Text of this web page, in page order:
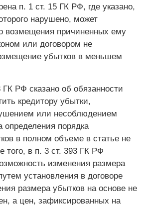
п. 1 ст. 15 ГК РФ, где указано,
нарушено, может
возмещения причиненных ему
или договором не
убытков в меньшем
ГК РФ сказано об обязанности
кредитору убытки,
или несоблюдением
определения порядка
в полном объеме в статье не
того, в п. 3 ст. 393 ГК РФ
изменения размера
установления в договоре
размера убытков на основе не
а цен, зафиксированных на